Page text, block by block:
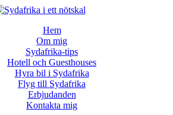
Hem
Om mig
Sydafrika-tips
Hotell och Guesthouses
Hyra bil i Sydafrika
Flyg till Sydafrika
Erbjudanden
Kontakta mig